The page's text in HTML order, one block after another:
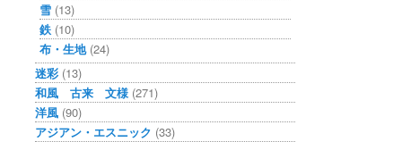
雪 (13)
鉄 (10)
布・生地(24)
迷彩 (13)
和風 古来 文様 (271)
洋風 (90)
アジアン・エスニック (33)